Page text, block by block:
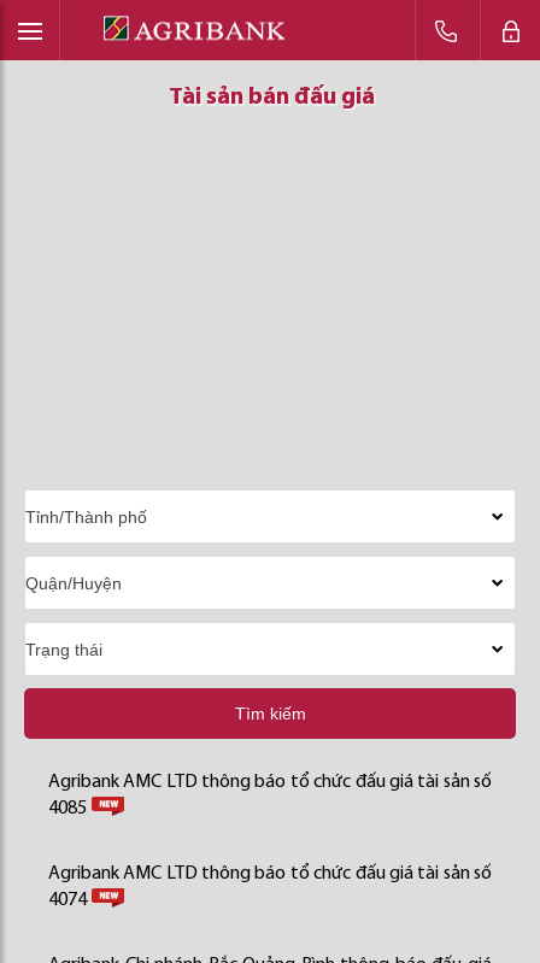
Tài sản bán đấu giá
Tài sản bán đấu giá
Tài sản bán đấu giá
Tìm kiếm
Agribank AMC LTD thông báo tổ chức đấu giá tài sản số
4085
Agribank AMC LTD thông báo tổ chức đấu giá tài sản số
4074